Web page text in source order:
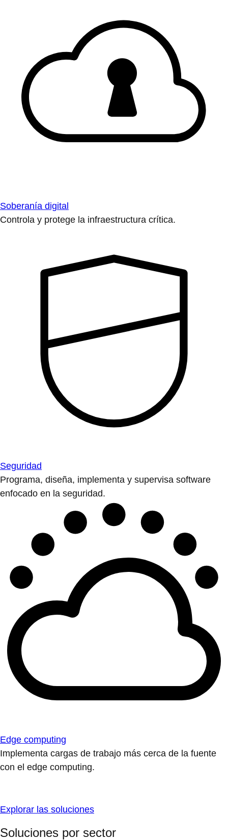
Soberanía digital
Controla y protege la infraestructura crítica.
Seguridad
Programa, diseña, implementa y supervisa software
enfocado en la seguridad.
Edge computing
Implementa cargas de trabajo más cerca de la fuente
con el edge computing.
Explorar las soluciones
Soluciones por sector